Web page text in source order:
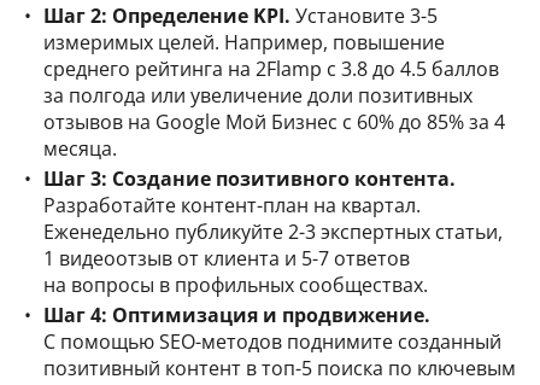
Шаг 2: Определение KPI. Установите 3-5
измеримых целей. Например, повышение
среднего рейтинга на 2Flamp с 3.8 до 4.5 баллов
за полгода или увеличение доли позитивных
отзывов на Google Мой Бизнес с 60% до 85% за 4
месяца.
Шаг 3: Создание позитивного контента.
Разработайте контент-план на квартал.
Еженедельно публикуйте 2-3 экспертных статьи,
1 видеоотзыв от клиента и 5-7 ответов
на вопросы в профильных сообществах.
Шаг 4: Оптимизация и продвижение.
С помощью SEO-методов поднимите созданный
позитивный контент в топ-5 поиска по ключевым